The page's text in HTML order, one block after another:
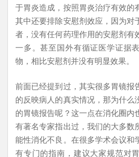
于胃炎造成，按照胃炎治疗有效的
其中还要排除安慰剂效应，因为对
者，没有任何药理作用的安慰剂有
一多。甚至国外有循证医学证据
物，相比安慰剂并没有明显效果。
前面已经提到过，其实很多胃镜报
的反映病人的真实情况，那为什么
的胃镜报告呢？这一点在消化圈内
有著名专家指出过，我们的大多数
能性消化不良。在很多学术会议和
有专门的指南，建议大家规范对